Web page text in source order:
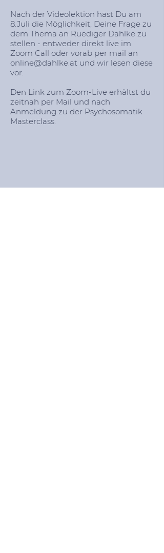
Nach der Videolektion hast Du am
8.Juli die Möglichkeit, Deine Frage zu
dem Thema an Ruediger Dahlke zu
stellen - entweder direkt live im
Zoom Call oder vorab per mail an
online@dahlke.at und wir lesen diese
vor.
Den Link zum Zoom-Live erhältst du
zeitnah per Mail und nach
Anmeldung zu der Psychosomatik
Masterclass.